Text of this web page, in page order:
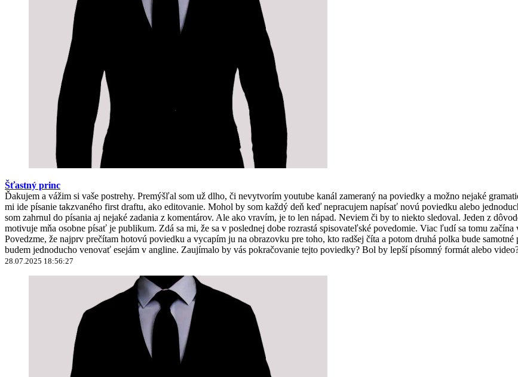
Šťastný princ
Ďakujem a vážim si vaše postrehy. Premýšľal som už dlho, či nevytvorím youtube kanál zameraný na poviedky a možno nejaké
mi ide písanie takzvaného first draftu, ako editovanie. Mohol by som každý deň keď nepracujem napísať novú poviedku alebo
som zahrnul do písania aj nejaké zadania z komentárov. Ale ako vravím, je to len nápad. Neviem či by to niekto sledoval. Jeden z
motivuje mňa osobne písať je publikum. Zdá sa mi, že sa v poslednej dobe rozrastá spisovateľské povedomie. Viac ľudí sa tomu
Povedzme, že najprv prečítam hotovú poviedku a vycapím ju na obrazovku pre toho, kto radšej číta a potom druhá polka bude
budem jednoducho venovať esejám v angline. Zaujímalo by vás pokračovanie tejto poviedky? Bol by lepší písomný formát alebo
28.07.2025 18:56:27